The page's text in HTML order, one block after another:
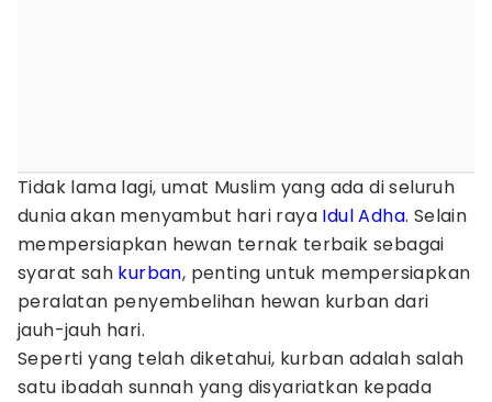
Tidak lama lagi, umat Muslim yang ada di seluruh
dunia akan menyambut hari raya Idul Adha. Selain
mempersiapkan hewan ternak terbaik sebagai
syarat sah kurban, penting untuk mempersiapkan
peralatan penyembelihan hewan kurban dari
jauh-jauh hari.
Seperti yang telah diketahui, kurban adalah salah
satu ibadah sunnah yang disyariatkan kepada